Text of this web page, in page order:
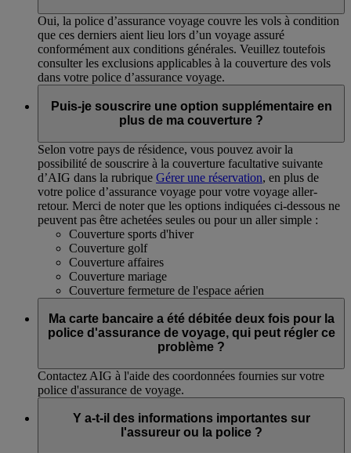
Oui, la police d’assurance voyage couvre les vols à condition
que ces derniers aient lieu lors d’un voyage assuré
conformément aux conditions générales. Veuillez toutefois
consulter les exclusions applicables à la couverture des vols
dans votre police d’assurance voyage.
Puis-je souscrire une option supplémentaire en
plus de ma couverture ?
Selon votre pays de résidence, vous pouvez avoir la
possibilité de souscrire à la couverture facultative suivante
d’AIG dans la rubrique Gérer une réservation, en plus de
votre police d’assurance voyage pour votre voyage aller-
retour. Merci de noter que les options indiquées ci-dessous ne
peuvent pas être achetées seules ou pour un aller simple :
Couverture sports d'hiver
Couverture golf
Couverture affaires
Couverture mariage
Couverture fermeture de l'espace aérien
Ma carte bancaire a été débitée deux fois pour la
police d'assurance de voyage, qui peut régler ce
problème ?
Contactez AIG à l'aide des coordonnées fournies sur votre
police d'assurance de voyage.
Y a-t-il des informations importantes sur
l'assureur ou la police ?